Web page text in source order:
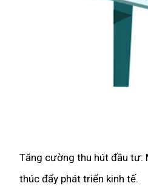
Tăng cường thu hút đầu tư:
thúc đẩy phát triển kinh tế.